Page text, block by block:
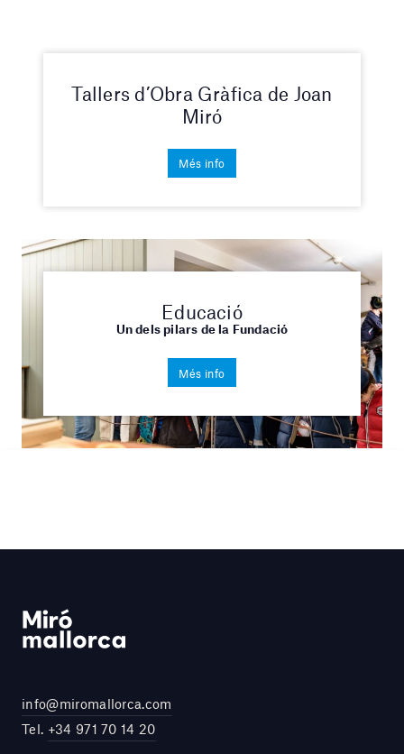
Tallers d’Obra Gràfica de Joan
Miró
Més info
Educació
Un dels pilars de la Fundació
Més info
info@miromallorca.com
Tel. +34 971 70 14 20